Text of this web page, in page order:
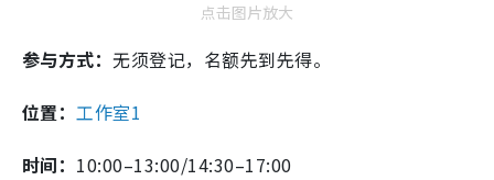
点击图片放大
参与方式：无须登记，名额先到先得。
位置：工作室1
时间： 10:00–13:00/14:30–17:00